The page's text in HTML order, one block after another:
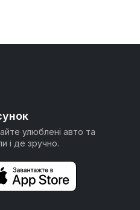
улюблені авто та
і де зручно.